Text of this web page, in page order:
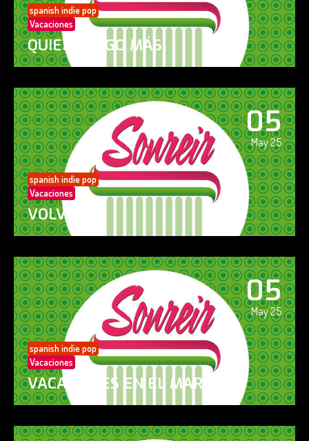
spanish indie pop
Vacaciones
QUIERO ALGO MÁS
05
May 25
spanish indie pop
Vacaciones
VOLVERÁS
05
May 25
spanish indie pop
Vacaciones
VACACIONES EN EL MAR